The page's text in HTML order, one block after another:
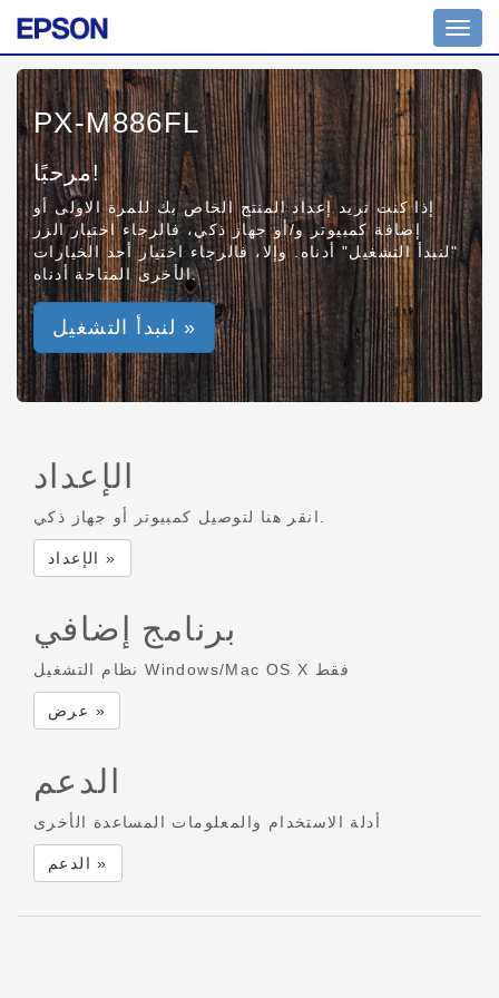
PX-M886FL
مرحبًا!
إذا كنت تريد إعداد المنتج الخاص بك للمرة الاولى أو
إضافة كمبيوتر و/أو جهاز ذكي، فالرجاء اختيار الزر
"لنبدأ التشغيل" أدناه. وإلا، فالرجاء اختيار أحد الخيارات
الأخرى المتاحة أدناه.
لنبدأ التشغيل »
الإعداد
الإعداد »
برنامج إضافي
نظام التشغيل Windows/Mac OS X فقط
عرض »
الدعم
أدلة الاستخدام والمعلومات المساعدة الأخرى
الدعم »